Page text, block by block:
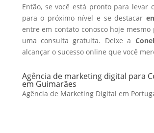
Então, se você está pronto para levar
para o próximo nível e se destacar
entre em contato conosco hoje mesmo
uma consulta gratuita. Deixe a
alcançar o sucesso online que você
Agência de marketing digital para
em Guimarães
Agência de Marketing Digital em